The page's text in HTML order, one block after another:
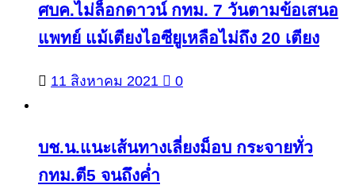
ศบค.ไม่ล็อกดาวน์ กทม. 7 วันตามข้อเสนอ
แพทย์ แม้เตียงไอซียูเหลือไม่ถึง 20 เตียง
11 สิงหาคม 2021 0
บช.น.แนะเส้นทางเลี่ยงม็อบ กระจายทั่ว
กทม.ตี5 จนถึงค่ำ